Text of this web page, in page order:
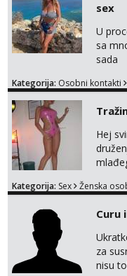
sex
U
sa
sada
Kategorija: Osobni kontakti
Hej
Kategorija: Sex Ženska
Curu
za
nisu